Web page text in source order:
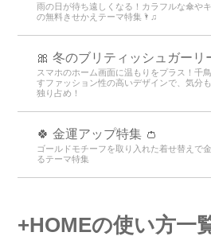
雨の日が待ち遠しくなる！カラフルな傘や
の無料きせかえテーマ特集🌂♫
🎀 冬のブリティッシュガーリ
スマホのホーム画面に温もりをプラス！千
すファッション性の高いデザインで、気分
独り占め！
🍀 金運アップ特集 👛
ゴールドモチーフを取り入れた着せ替えで
るテーマ特集
+HOMEの使い方一